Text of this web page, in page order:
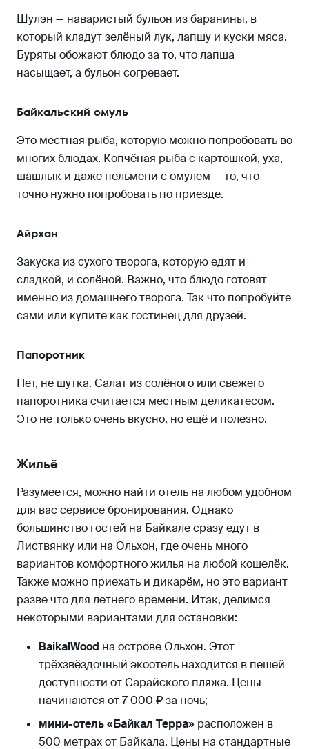
Шулэн — наваристый бульон из баранины, в
который кладут зелёный лук, лапшу и куски мяса.
Буряты обожают блюдо за то, что лапша
насыщает, а бульон согревает.
Байкальский омуль
Это местная рыба, которую можно попробовать во
многих блюдах. Копчёная рыба с картошкой, уха,
шашлык и даже пельмени с омулем — то, что
точно нужно попробовать по приезде.
Айрхан
Закуска из сухого творога, которую едят и
сладкой, и солёной. Важно, что блюдо готовят
именно из домашнего творога. Так что попробуйте
сами или купите как гостинец для друзей.
Папоротник
Нет, не шутка. Салат из солёного или свежего
папоротника считается местным деликатесом.
Это не только очень вкусно, но ещё и полезно.
Жильё
Разумеется, можно найти отель на любом удобном
для вас сервисе бронирования. Однако
большинство гостей на Байкале сразу едут в
Листвянку или на Ольхон, где очень много
вариантов комфортного жилья на любой кошелёк.
Также можно приехать и дикарём, но это вариант
разве что для летнего времени. Итак, делимся
некоторыми вариантами для остановки:
BaikalWood на острове Ольхон. Этот
трёхзвёздочный экоотель находится в пешей
доступности от Сарайского пляжа. Цены
начинаются от 7 000 ₽ за ночь;
мини-отель «Байкал Терра» расположен в
500 метрах от Байкала. Цены на стандартные